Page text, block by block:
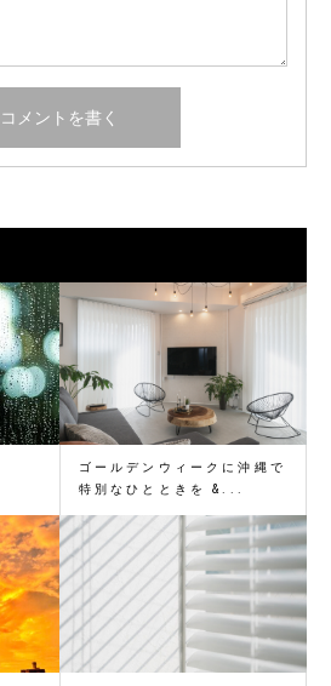
ゴールデンウィークに沖縄で
特別なひとときを &...